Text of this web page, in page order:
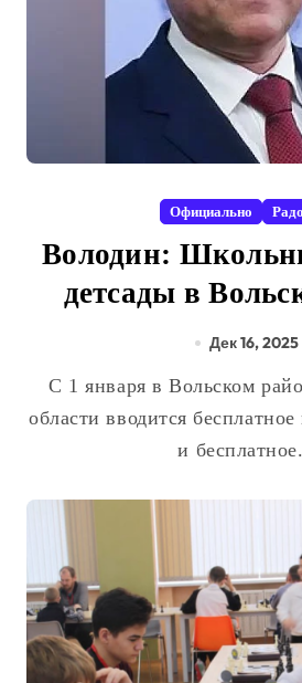
Официально
Володин:
детсады в
ВольскогоДек 16, 2025
С 1 января в Вольском районе Саратовской
области вводится
и